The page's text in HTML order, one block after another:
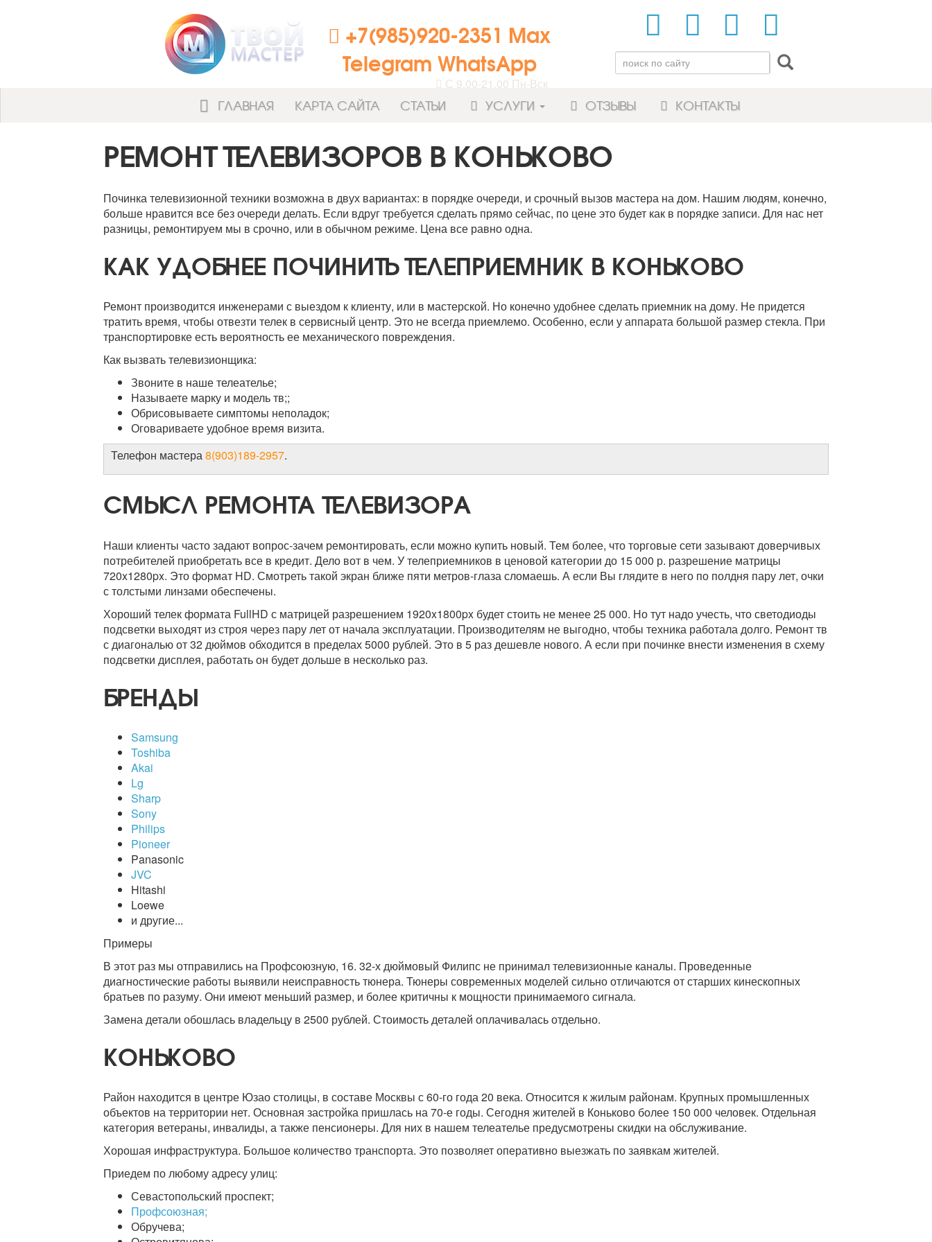
+7(985)920-2351 Max
Telegram WhatsApp
С 9.00-21.00 Пн-Вск
ГЛАВНАЯ КАРТА САЙТА СТАТЬИ УСЛУГИ ОТЗЫВЫ КОНТАКТЫ
РЕМОНТ ТЕЛЕВИЗОРОВ В КОНЬКОВО
Починка телевизионной техники возможна в двух вариантах: в порядке очереди, и срочный вызов мастера на дом. Нашим людям, конечно,
больше нравится все без очереди делать. Если вдруг требуется сделать прямо сейчас, по цене это будет как в порядке записи. Для нас нет
разницы, ремонтируем мы в срочно, или в обычном режиме. Цена все равно одна.
КАК УДОБНЕЕ ПОЧИНИТЬ ТЕЛЕПРИЕМНИК В КОНЬКОВО
Ремонт производится инженерами с выездом к клиенту, или в мастерской. Но конечно удобнее сделать приемник на дому. Не придется
тратить время, чтобы отвезти телек в сервисный центр. Это не всегда приемлемо. Особенно, если у аппарата большой размер стекла. При
транспортировке есть вероятность ее механического повреждения.
Как вызвать телевизионщика:
Звоните в наше телеателье;
Называете марку и модель тв;;
Обрисовываете симптомы неполадок;
Оговариваете удобное время визита.
Телефон мастера8(903)189-2957.
СМЫСЛ РЕМОНТА ТЕЛЕВИЗОРА
Наши клиенты часто задают вопрос-зачем ремонтировать, если можно купить новый. Тем более, что торговые сети зазывают доверчивых
потребителей приобретать все в кредит. Дело вот в чем. У телеприемников в ценовой категории до 15 000 р. разрешение матрицы
720x1280px. Это формат HD. Смотреть такой экран ближе пяти метров-глаза сломаешь. А если Вы глядите в него по полдня пару лет, очки
с толстыми линзами обеспечены.
Хороший телек формата FullHD с матрицей разрешением 1920x1800px будет стоить не менее 25 000. Но тут надо учесть, что светодиоды
подсветки выходят из строя через пару лет от начала эксплуатации. Производителям не выгодно, чтобы техника работала долго. Ремонт тв
с диагональю от 32 дюймов обходится в пределах 5000 рублей. Это в 5 раз дешевле нового. А если при починке внести изменения в схему
подсветки дисплея, работать он будет дольше в несколько раз.
БРЕНДЫ
Samsung
Toshiba
Akai
Lg
Sharp
Sony
Philips
Pioneer
Panasonic
JVC
Hitashi
Loewe
и другие...
Примеры
В этот раз мы отправились на Профсоюзную, 16. 32-х дюймовый Филипс не принимал телевизионные каналы. Проведенные
диагностические работы выявили неисправность тюнера. Тюнеры современных моделей сильно отличаются от старших кинескопных
братьев по разуму. Они имеют меньший размер, и более критичны к мощности принимаемого сигнала.
Замена детали обошлась владельцу в 2500 рублей. Стоимость деталей оплачивалась отдельно.
КОНЬКОВО
Район находится в центре Юзао столицы, в составе Москвы с 60-го года 20 века. Относится к жилым районам. Крупных промышленных
объектов на территории нет. Основная застройка пришлась на 70-е годы. Сегодня жителей в Коньково более 150 000 человек. Отдельная
категория ветераны, инвалиды, а также пенсионеры. Для них в нашем телеателье предусмотрены скидки на обслуживание.
Хорошая инфраструктура. Большое количество транспорта. Это позволяет оперативно выезжать по заявкам жителей.
Приедем по любому адресу улиц:
Севастопольский проспект;
Профсоюзная;
Обручева;